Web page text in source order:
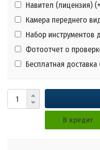
Навител (лицензия) (+
Камера переднего
Набор инструментов
Фотоотчет о
Бесплатная
В кредит